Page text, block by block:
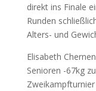
direkt ins Finale
Runden
Alters- und
Elisabeth
Senioren -67kg